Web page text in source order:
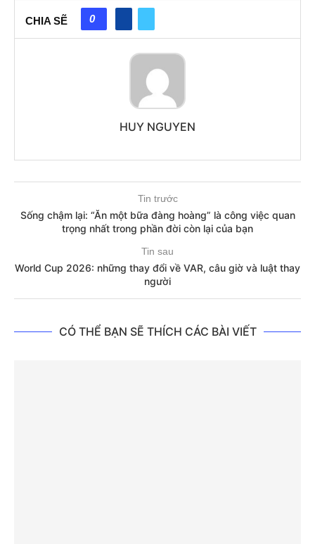
CHIA SẼ 0
HUY NGUYEN
Tin trước
Sống chậm lại: “Ăn một bữa đàng hoàng” là công việc quan
trọng nhất trong phần đời còn lại của bạn
Tin sau
World Cup 2026: những thay đổi về VAR, câu giờ và luật thay
người
CÓ THỂ BẠN SẼ THÍCH CÁC BÀI VIẾT